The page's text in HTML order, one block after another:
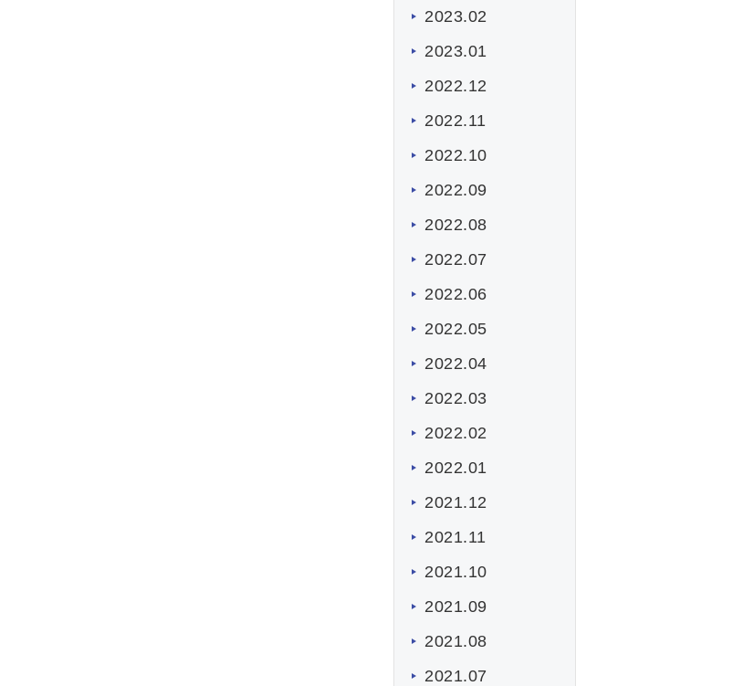
2023.02
2023.01
2022.12
2022.11
2022.10
2022.09
2022.08
2022.07
2022.06
2022.05
2022.04
2022.03
2022.02
2022.01
2021.12
2021.11
2021.10
2021.09
2021.08
2021.07